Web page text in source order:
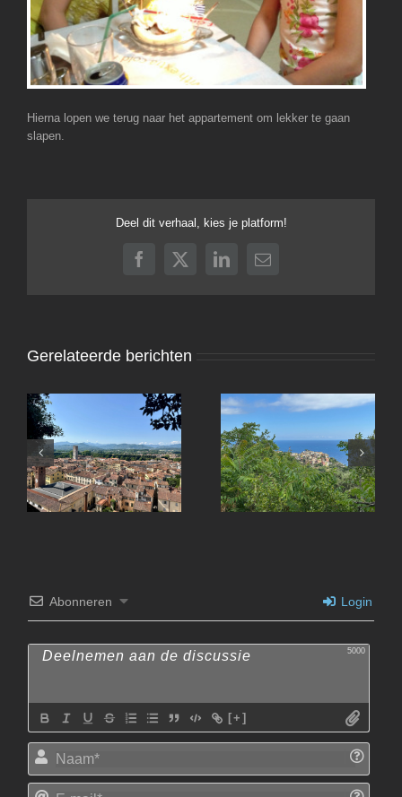
Hierna lopen we terug naar het appartement om lekker te gaan
slapen.
Deel dit verhaal, kies je platform!
Facebook
X LinkedIn
E-
Gerelateerde berichten
Lucca
Abonneren Login
5000
[+]
E-